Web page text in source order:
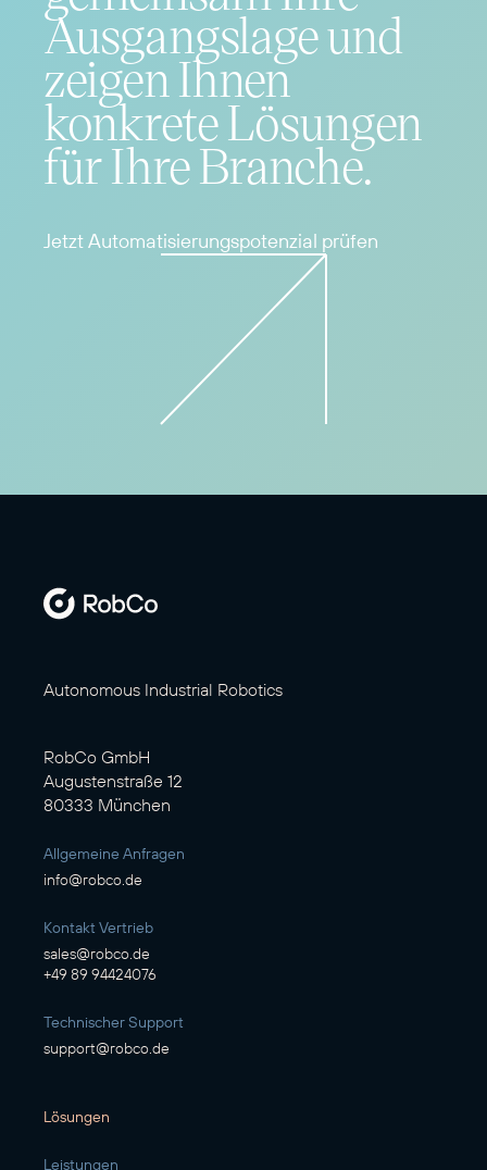
Ausgangslage und
zeigen Ihnen
konkrete Lösungen
für Ihre Branche.
Jetzt Automatisierungspotenzial prüfen
Autonomous Industrial Robotics
RobCo GmbH
Augustenstraße 12
80333 München
Allgemeine Anfragen
info@robco.de
Kontakt Vertrieb
sales@robco.de
+49 89 94424076
Technischer Support
support@robco.de
Lösungen
Leistungen